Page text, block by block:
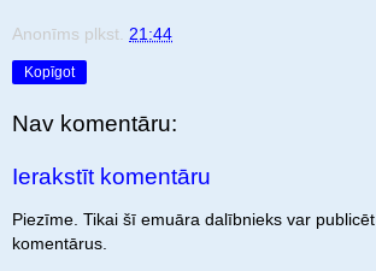
Anonīms plkst. 21:44
Kopīgot
Nav komentāru:
Ierakstīt komentāru
Piezīme. Tikai šī emuāra dalībnieks var publicēt
komentārus.